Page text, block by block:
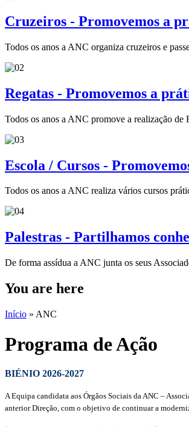
Cruzeiros - Promovemos a
Todos os anos a ANC organiza cruzeiros e
Regatas - Promovemos a
Todos os anos a ANC promove a realização de
Escola / Cursos -
Todos os anos a ANC realiza vários cursos
Palestras - Partilhamos
De forma assídua a ANC junta os seus
You are here
Início » ANC
Programa de Ação
BIÉNIO 2026-2027
A Equipa candidata aos Órgãos Sociais da ANC –
anterior Direção, com o objetivo de continuar a